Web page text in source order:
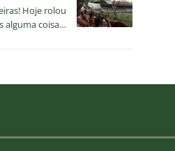
Hoje rolou
alguma coisa…